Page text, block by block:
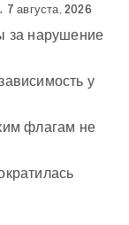
7 августа, 2026
за нарушение
у
флагам не